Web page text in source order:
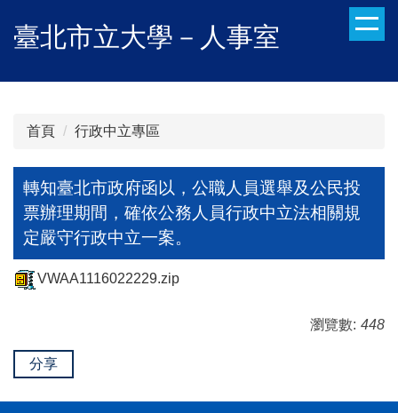
到
臺北市立大學－人事室
首頁 行政中立專區
轉知臺北市政府函以，公職人員選舉及公民投
票辦理期間，確依公務人員行政中立法相關規
定嚴守行政中立一案。
VWAA1116022229.zip
瀏覽數: 448
分享